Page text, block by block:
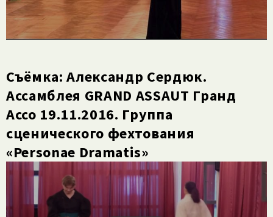
Съёмка: Александр Сердюк.
Ассамблея GRAND ASSAUT Гранд
Ассо 19.11.2016. Группа
сценического фехтования
«Personae Dramatis»